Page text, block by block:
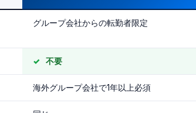
グループ会社からの転勤者限定
不要
海外グループ会社で1年以上必須